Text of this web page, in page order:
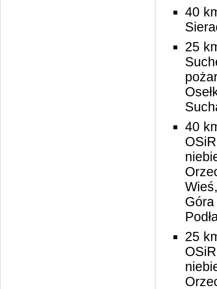
40
25
40
25